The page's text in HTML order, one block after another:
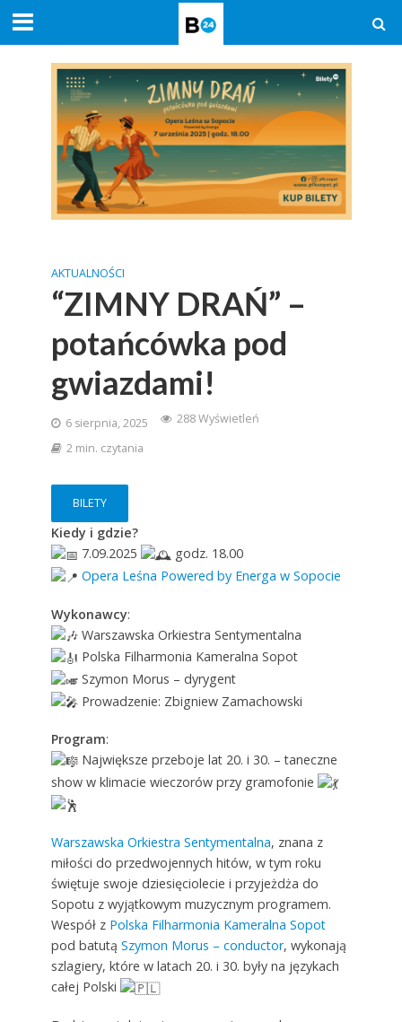
AKTUALNOŚCI
“ZIMNY DRAŃ” –
potańcówka pod
gwiazdami!
6 sierpnia, 2025
288 Wyświetleń
2 min. czytania
BILETY
Kiedy i gdzie?
7.09.2025
godz. 18.00
Opera Leśna Powered by Energa w Sopocie
Wykonawcy:
Warszawska Orkiestra Sentymentalna
Polska Filharmonia Kameralna Sopot
Szymon Morus – dyrygent
Prowadzenie: Zbigniew Zamachowski
Program:
Największe przeboje lat 20. i 30. – taneczne
show w klimacie wieczorów przy gramofonie
Warszawska Orkiestra Sentymentalna, znana z
miłości do przedwojennych hitów, w tym roku
świętuje swoje dziesięciolecie i przyjeżdża do
Sopotu z wyjątkowym muzycznym programem.
Wespół z Polska Filharmonia Kameralna Sopot
pod batutą Szymon Morus – conductor, wykonają
szlagiery, które w latach 20. i 30. były na językach
całej Polski